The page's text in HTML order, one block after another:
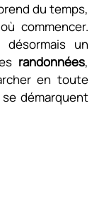
du temps,
commencer.
un
randonnées,
en toute
démarquent